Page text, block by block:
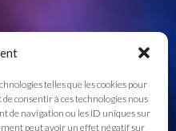
telles que les cookies pour
consentir à ces technologies nous
de navigation ou les ID uniques sur
peut avoir un effet négatif sur